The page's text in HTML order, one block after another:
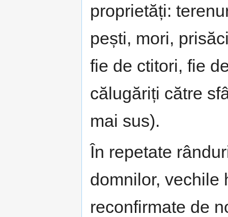
proprietăți:
pești, mori,
fie de ctitori, fie
călugăriți către
mai sus).
În repetate
domnilor, vechile
reconfirmate de